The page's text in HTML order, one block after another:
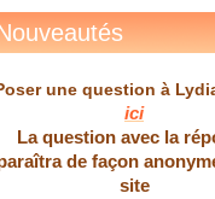
une question à
ici
La question avec la
de façon
site